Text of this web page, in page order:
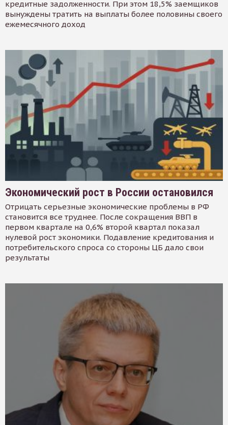
кредитные задолженности. При этом 18,5% заемщиков
вынуждены тратить на выплаты более половины своего
ежемесячного доход
Экономический рост в России остановился
Отрицать серьезные экономические проблемы в РФ
становится все труднее. После сокращения ВВП в
первом квартале на 0,6% второй квартал показал
нулевой рост экономики. Подавление кредитования и
потребительского спроса со стороны ЦБ дало свои
результаты